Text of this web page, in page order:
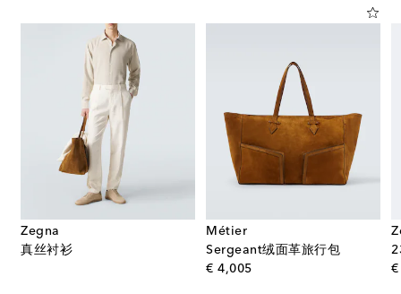
Zegna
真丝衬衫
Métier
Sergeant绒面革旅行包
€ 4,005original price
€